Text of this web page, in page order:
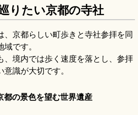
りたい京都の寺社
、京都らしい町歩きと寺社参拝を同
です。
、境内では歩く速度を落とし、参拝
識が大切です。
都の景色を望む世界遺産